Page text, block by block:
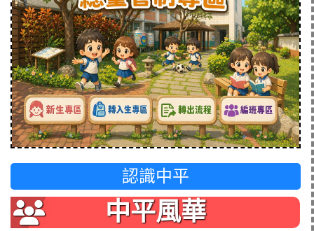
認識中平
中平風華